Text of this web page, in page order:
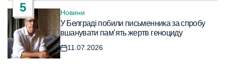
5
Опублікувати
у
Новини
У Белграді побили письменника за спробу
вшанувати пам’ять жертв геноциду
Дата
11.07.2026